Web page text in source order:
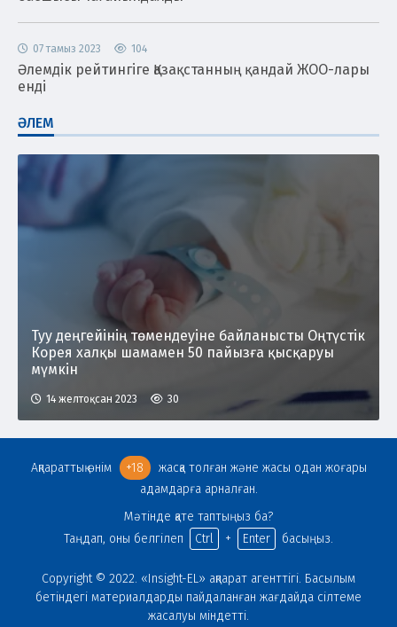
07 тамыз 2023 104
Әлемдік рейтингіге Қазақстанның қандай ЖОО-лары
енді
ӘЛЕМ
Туу деңгейінің төмендеуіне байланысты Оңтүстік
Корея халқы шамамен 50 пайызға қысқаруы
мүмкін
14 желтоқсан 2023 30
Copyright © 2022. «Insight-EL» ақпарат агенттігі. Басылым
бетіндегі материалдарды пайдаланған жағдайда сілтеме
жасалуы міндетті.
Ақпараттық өнім +18
жасқа толған және жасы одан жоғары
адамдарға арналған.
Мәтінде қате таптыңыз ба?
Таңдап, оны белгілеп
Ctrl + Enter басыңыз.